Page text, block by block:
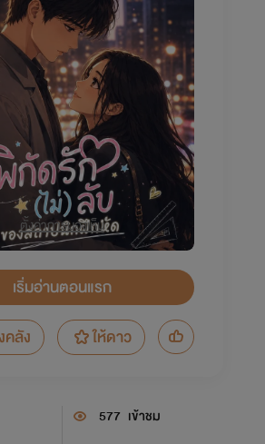
ตั้งค่าการมองเห็น
เริ่มอ่านตอนแรก
คลัง
ให้ดาว
577 เข้าชม